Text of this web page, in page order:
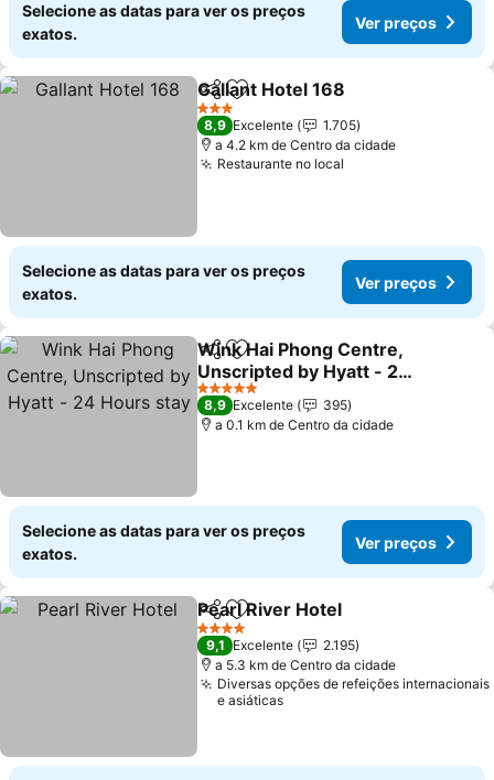
Selecione as datas para ver os preços
exatos.
Ver preços
PartilharAdicionar aos favoritos
Gallant Hotel 168
3 Estrelas
8,9 Excelente
1.705
a 4.2 km de Centro da cidade
Restaurante no local
Selecione as datas para ver os preços
exatos.
Ver preços
PartilharAdicionar aos favoritos
Wink Hai Phong Centre,
Unscripted by Hyatt - 24
Hours stay
Ver preços
5 Estrelas
8,9 Excelente
395
a 0.1 km de Centro da cidade
Selecione as datas para ver os preços
exatos.
Ver preços
PartilharAdicionar aos favoritos
Pearl River Hotel
4 Estrelas
9,1 Excelente
2.195
a 5.3 km de Centro da cidade
Diversas opções de refeições internacionais
e asiáticas